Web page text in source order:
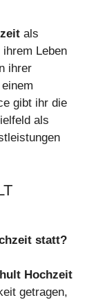
als
Leben
ihrer
gibt ihr die
als
statt?
Hochzeit
getragen,